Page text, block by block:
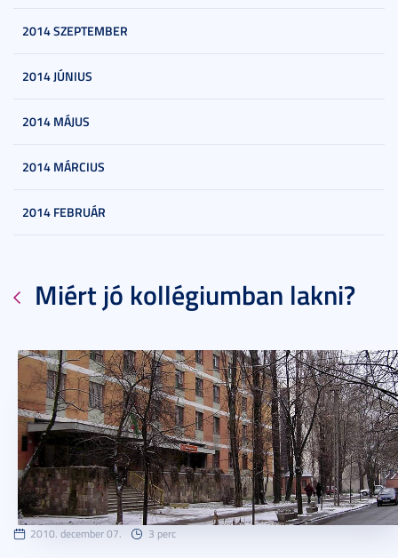
2014 SZEPTEMBER
2014 JÚNIUS
2014 MÁJUS
2014 MÁRCIUS
2014 FEBRUÁR
Miért jó kollégiumban lakni?
2010. december 07. 3 perc